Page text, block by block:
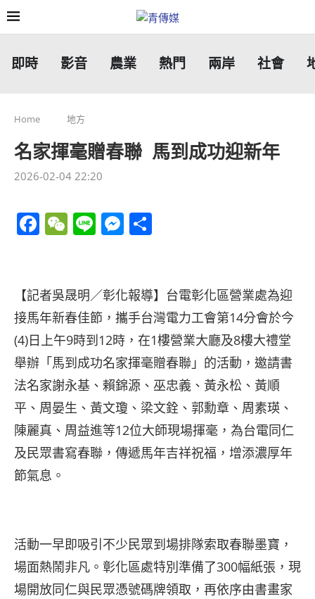
即時 影音 農業 熱門 兩岸 社會
Home 地方
名家揮毫贈春聯 馬到成功迎新年
2026-02-04 22:20
Facebook
WeChat
LineMessenger
【記者吳晟明／彰化報導】台電彰化區營業處為迎
接馬年新春佳節，攜手台灣電力工會第14分會於今
(4)日上午9時到12時，在1樓營業大廳及8樓大禮堂
舉辦「馬到成功名家揮毫贈春聯」的活動，邀請書
法名家謝永基、賴錦源、巫忠義、黃永松、黃順
平、周晏生、黃文瓊、梁文銓、郭勳章、周素瑛、
陳麗真、周益進等12位大師現場揮毫，為台電同仁
及民眾書寫春聯，傳遞馬年吉祥祝福，增添濃厚年
節氣息。
活動一早即吸引不少民眾到場排隊索取春聯墨寶，
場面熱鬧非凡。彰化區處特別準備了300幅紙張，現
場開放同仁與民眾憑號碼牌領取，再依序由書畫家